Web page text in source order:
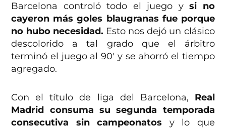
Barcelona controló todo el juego ysi no
cayeron más goles blaugranas fue porque
no hubo necesidad. Esto nos dejó un clásico
descolorido a tal grado que el árbitro
terminó el juego al 90′ y se ahorró el tiempo
agregado.
Con el título de liga del Barcelona, Real
Madrid consuma su segunda temporada
consecutiva sin campeonatos y lo que